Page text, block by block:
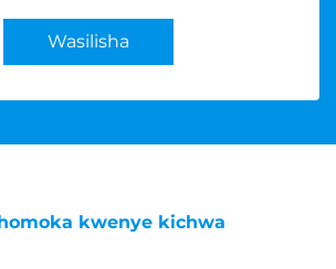
Wasilisha
kwenye kichwa